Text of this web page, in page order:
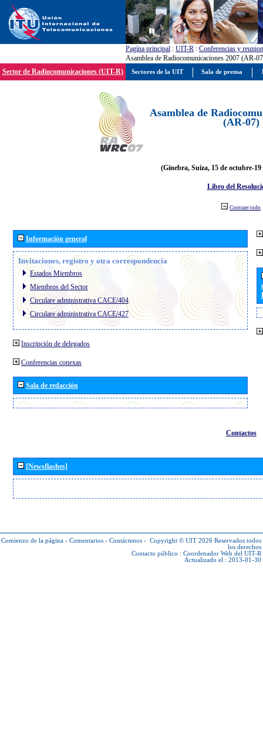
Pagína principal : UIT-R : Conferencias y
Asamblea de Radiocomunicaciones 2007 (AR-
Sector de Radiocomunicaciones (UIT-R)
Asamblea de
(AR-07)
(Ginebra, Suiza, 15 de octubre-19
Libro del
Contraer todo
Información general
Invitaciones, registro y otra correspondencia
Estados Miembros
Miembros del Sector
Circulare administrativa CACE/404
Circulare administrativa CACE/427
Inscripción de delegados
Conferencias conexas
Sala de redacción
Contactos
[Newsflashes]
Comienzo de la página - Comentarios - Contáctenos - Copyright © UIT 2026 Reservados todos
los derechos
Contacto público : Coordenador Web del UIT-R
Actualizado el : 2013-01-30
Sectores de la UIT Sala de prensa